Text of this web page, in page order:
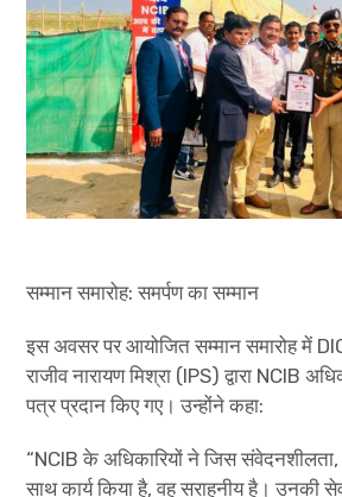
सम्मान समारोह: समर्पण का सम्मान
इस अवसर पर आयोजित सम्मान समारोह में
राजीव नारायण मिश्रा (IPS) द्वारा NCIB
पत्र प्रदान किए गए। उन्होंने कहा:
“NCIB के अधिकारियों ने जिस
साथ कार्य किया है, वह सराहनीय है। उनकी